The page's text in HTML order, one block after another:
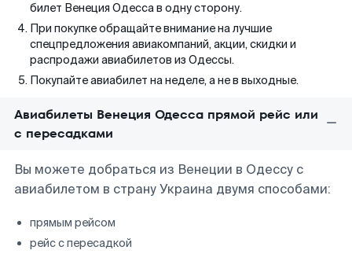
билет Венеция Одесса в одну сторону.
При покупке обращайте внимание на лучшие
спецпредложения авиакомпаний, акции, скидки и
распродажи авиабилетов из Одессы.
Покупайте авиабилет на неделе, а не в выходные.
Авиабилеты Венеция Одесса прямой рейс или
с пересадками
Вы можете добраться из Венеции в Одессу с
авиабилетом в страну Украина двумя способами:
прямым рейсом
рейс с пересадкой